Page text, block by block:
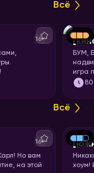
Всё
16+
БУМ,
игра
Вас
миску
80
Всё
16+
Но вам
на этой
хоум!